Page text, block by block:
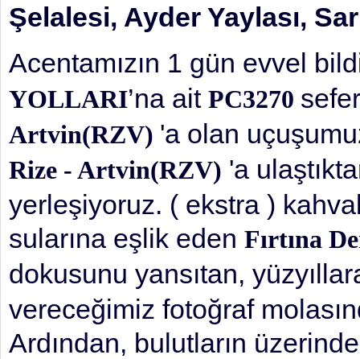
Şelalesi, Ayder Yaylası,
Acentamızın 1 gün evvel
YOLLARI’na ait PC3270
Artvin(RZV) 'a olan
Rize - Artvin(RZV) 'a
yerleşiyoruz. ( ekstra )
sularına eşlik eden Fırtına
dokusunu yansıtan,
vereceğimiz fotoğraf
Ardından, bulutların